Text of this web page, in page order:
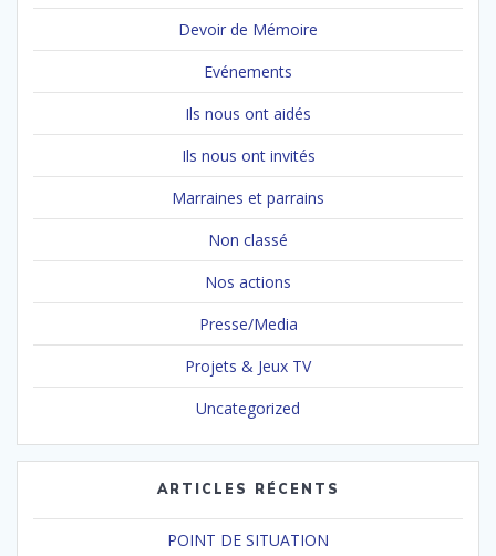
Devoir de Mémoire
Evénements
Ils nous ont aidés
Ils nous ont invités
Marraines et parrains
Non classé
Nos actions
Presse/Media
Projets & Jeux TV
Uncategorized
ARTICLES RÉCENTS
POINT DE SITUATION